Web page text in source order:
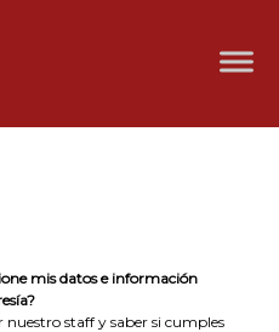
mis datos e información
staff y saber si cumples